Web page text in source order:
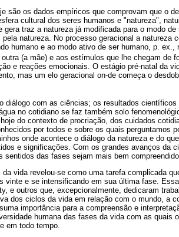
são os dados empíricos que comprovam que o
cultural dos seres humanos e "natureza",
gera traz a natureza já modificada para o modo
natureza. No processo geracional a natureza
humano e ao modo ativo de ser humano, p. ex.,
(a mãe) e aos estímulos que lhe chegam de
e reações emocionais. O estágio pré-natal da
mas um elo geracional on-de começa o
diálogo com as ciências; os resultados
no cotidiano se faz também solo
do contexto de procriação, dos cuidados
por todos e sobre os quais perguntamos
onde acontece o diálogo da natureza e do
e significações. Com os grandes avanços da
sentidos das fases sejam mais bem
vida revelou-se como uma tarefa complicada
vinte e se intensificando em sua última fase.
e outros que, excepcionalmente, dedicaram
dos ciclos da vida em relação com o mundo, a
importância para a compreensão e
humana das fases da vida com as quais
em todo tempo.